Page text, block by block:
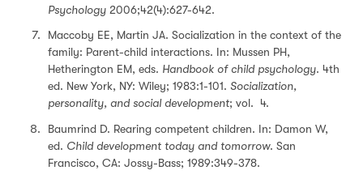
Psychology 2006;42(4):627-642.
Maccoby EE, Martin JA. Socialization in the context of the
family: Parent-child interactions. In: Mussen PH,
Hetherington EM, eds. Handbook of child psychology. 4th
ed. New York, NY: Wiley; 1983:1-101. Socialization,
personality, and social development; vol. 4.
Baumrind D. Rearing competent children. In: Damon W,
ed. Child development today and tomorrow. San
Francisco, CA: Jossy-Bass; 1989:349-378.